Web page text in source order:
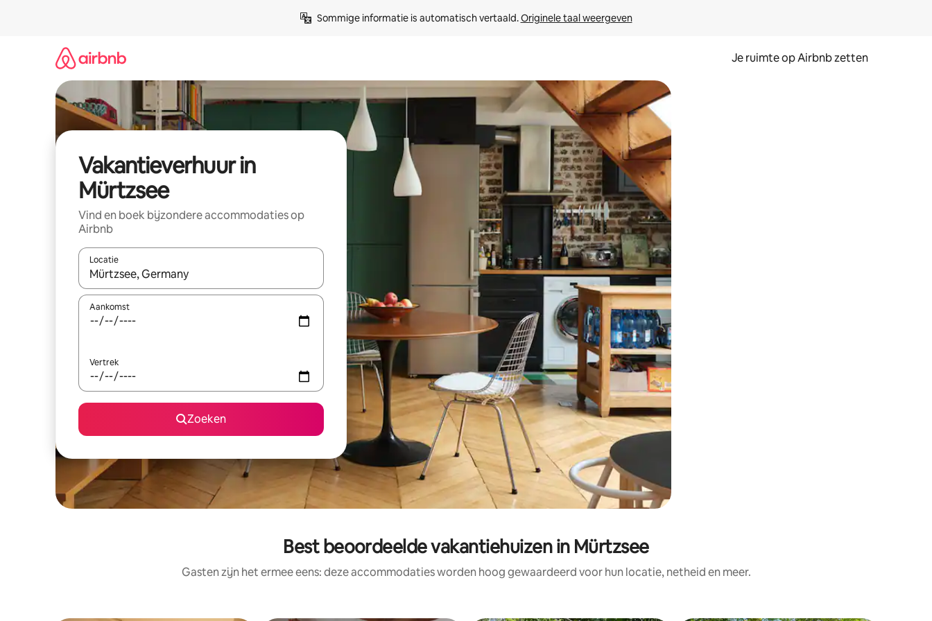
Sommige informatie is automatisch vertaald. Originele taal weergeven
Je ruimte op Airbnb zetten
Vakantieverhuur in
Mürtzsee
Vind en boek bijzondere accommodaties op
Airbnb
Locatie
Wanneer er suggesties beschikbaar zijn, maak je een keuze met je de pijltjestoetsen omhoog en omlaag, óf door te tikken of swipen.
Aankomst
Vertrek
Zoeken
Best beoordeelde vakantiehuizen in Mürtzsee
Gasten zijn het ermee eens: deze accommodaties worden hoog gewaardeerd voor hun locatie, netheid en meer.